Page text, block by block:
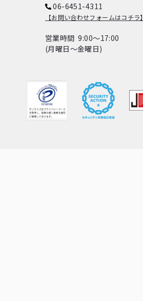
06-6451-4311
【お問い合わせフォームはコチラ】
営業時間 9:00～17:00
(月曜日～金曜日)